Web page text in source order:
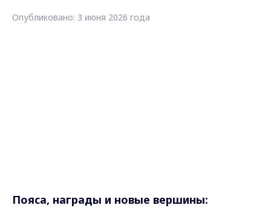
Опубликовано: 3 июня 2026 года
Пояса, награды и новые вершины: